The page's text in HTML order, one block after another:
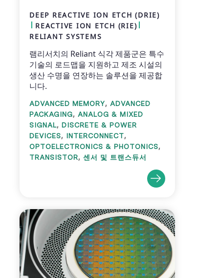
DEEP REACTIVE ION ETCH (DRIE)
REACTIVE ION ETCH (RIE)
RELIANT SYSTEMS
램리서치의 Reliant 식각 제품군은 특수
기술의 로드맵을 지원하고 제조 시설의
생산 수명을 연장하는 솔루션을 제공합
니다.
ADVANCED MEMORY, ADVANCED
PACKAGING, ANALOG & MIXED
SIGNAL, DISCRETE & POWER
DEVICES, INTERCONNECT,
OPTOELECTRONICS & PHOTONICS,
TRANSISTOR, 센서 및 트랜스듀서